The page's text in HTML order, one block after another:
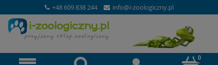
+48 609 838 244 info@i-zoologiczny.pl